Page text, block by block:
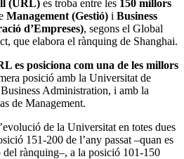
(URL) es troba entre les 150 millors
Management (Gestió) i Business
d’Empreses), segons el Global
que elabora el rànquing de Shanghai.
es posiciona com una de les millors
posició amb la Universitat de
Administration, i amb la
de Management.
de la Universitat en totes dues
151-200 de l’any passat –quan es
rànquing–, a la posició 101-150